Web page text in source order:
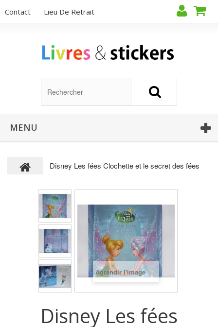
Contact Lieu De Retrait
MENU
Disney Les fées Clochette et le secret des fées
Agrandir l'image
Disney Les fées